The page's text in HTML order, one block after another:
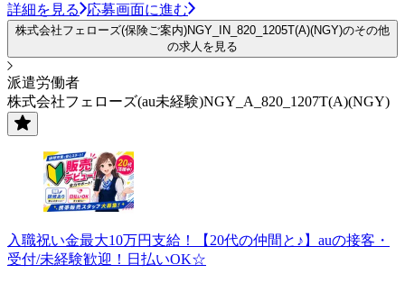
詳細を見る 応募画面に進む
株式会社フェローズ(保険ご案内)NGY_IN_820_1205T(A)(NGY)のその他
の求人を見る
派遣労働者
株式会社フェローズ(au未経験)NGY_A_820_1207T(A)(NGY)
入職祝い金最大10万円支給！【20代の仲間と♪】auの接客・
受付/未経験歓迎！日払いOK☆